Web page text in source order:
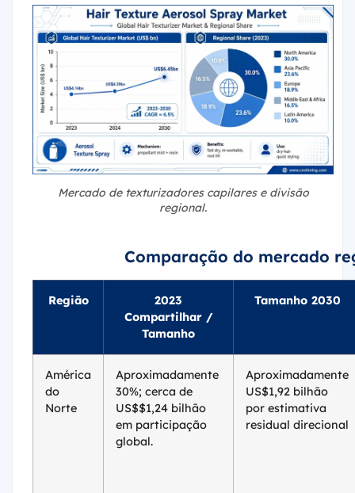
Mercado de texturizadores capilares e divisão
regional.
Comparação do mercado
Região
2023
Compartilhar /
Tamanho
Tamanho 2030
América
do
Norte
Aproximadamente
30%; cerca de
US$$1,24 bilhão
em participação
global.
Aproximadamente
US$1,92 bilhão
por estimativa
residual direcional